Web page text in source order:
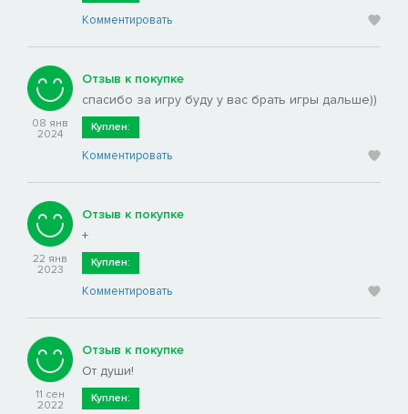
Комментировать
08 янв
2024
Отзыв к покупке
спасибо за игру буду у вас брать игры дальше))
Куплен:
Комментировать
22 янв
2023
Отзыв к покупке
+
Куплен:
Комментировать
11 сен
2022
Отзыв к покупке
От души!
Куплен: